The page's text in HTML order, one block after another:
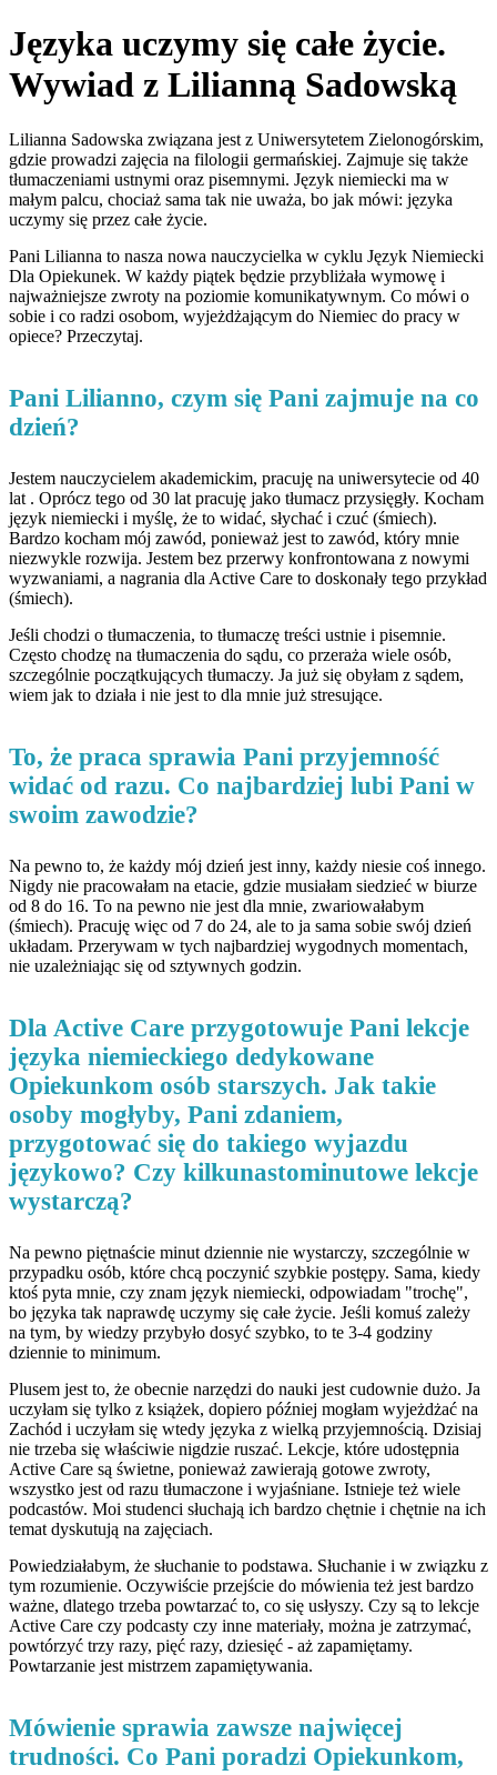
Języka uczymy się całe życie.
Wywiad z Lilianną Sadowską
Lilianna Sadowska związana jest z Uniwersytetem Zielonogórskim,
gdzie prowadzi zajęcia na filologii germańskiej. Zajmuje się także
tłumaczeniami ustnymi oraz pisemnymi. Język niemiecki ma w
małym palcu, chociaż sama tak nie uważa, bo jak mówi: języka
uczymy się przez całe życie.
Pani Lilianna to nasza nowa nauczycielka w cyklu Język Niemiecki
Dla Opiekunek. W każdy piątek będzie przybliżała wymowę i
najważniejsze zwroty na poziomie komunikatywnym. Co mówi o
sobie i co radzi osobom, wyjeżdżającym do Niemiec do pracy w
opiece? Przeczytaj.
Pani Lilianno, czym się Pani zajmuje na co
dzień?
Jestem nauczycielem akademickim, pracuję na uniwersytecie od 40
lat . Oprócz tego od 30 lat pracuję jako tłumacz przysięgły. Kocham
język niemiecki i myślę, że to widać, słychać i czuć (śmiech).
Bardzo kocham mój zawód, ponieważ jest to zawód, który mnie
niezwykle rozwija. Jestem bez przerwy konfrontowana z nowymi
wyzwaniami, a nagrania dla Active Care to doskonały tego przykład
(śmiech).
Jeśli chodzi o tłumaczenia, to tłumaczę treści ustnie i pisemnie.
Często chodzę na tłumaczenia do sądu, co przeraża wiele osób,
szczególnie początkujących tłumaczy. Ja już się obyłam z sądem,
wiem jak to działa i nie jest to dla mnie już stresujące.
To, że praca sprawia Pani przyjemność
widać od razu. Co najbardziej lubi Pani w
swoim zawodzie?
Na pewno to, że każdy mój dzień jest inny, każdy niesie coś innego.
Nigdy nie pracowałam na etacie, gdzie musiałam siedzieć w biurze
od 8 do 16. To na pewno nie jest dla mnie, zwariowałabym
(śmiech). Pracuję więc od 7 do 24, ale to ja sama sobie swój dzień
układam. Przerywam w tych najbardziej wygodnych momentach,
nie uzależniając się od sztywnych godzin.
Dla Active Care przygotowuje Pani lekcje
języka niemieckiego dedykowane
Opiekunkom osób starszych. Jak takie
osoby mogłyby, Pani zdaniem,
przygotować się do takiego wyjazdu
językowo? Czy kilkunastominutowe lekcje
wystarczą?
Na pewno piętnaście minut dziennie nie wystarczy, szczególnie w
przypadku osób, które chcą poczynić szybkie postępy. Sama, kiedy
ktoś pyta mnie, czy znam język niemiecki, odpowiadam "trochę",
bo języka tak naprawdę uczymy się całe życie. Jeśli komuś zależy
na tym, by wiedzy przybyło dosyć szybko, to te 3-4 godziny
dziennie to minimum.
Plusem jest to, że obecnie narzędzi do nauki jest cudownie dużo. Ja
uczyłam się tylko z książek, dopiero później mogłam wyjeżdżać na
Zachód i uczyłam się wtedy języka z wielką przyjemnością. Dzisiaj
nie trzeba się właściwie nigdzie ruszać. Lekcje, które udostępnia
Active Care są świetne, ponieważ zawierają gotowe zwroty,
wszystko jest od razu tłumaczone i wyjaśniane. Istnieje też wiele
podcastów. Moi studenci słuchają ich bardzo chętnie i chętnie na ich
temat dyskutują na zajęciach.
Powiedziałabym, że słuchanie to podstawa. Słuchanie i w związku z
tym rozumienie. Oczywiście przejście do mówienia też jest bardzo
ważne, dlatego trzeba powtarzać to, co się usłyszy. Czy są to lekcje
Active Care czy podcasty czy inne materiały, można je zatrzymać,
powtórzyć trzy razy, pięć razy, dziesięć - aż zapamiętamy.
Powtarzanie jest mistrzem zapamiętywania.
Mówienie sprawia zawsze najwięcej
trudności. Co Pani poradzi Opiekunkom,